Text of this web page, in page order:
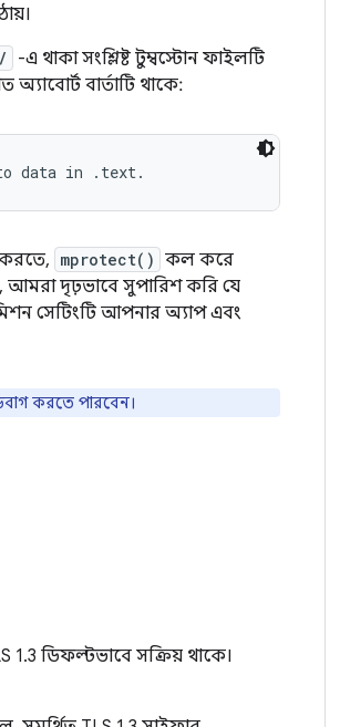
-এ থাকা সংশ্লিষ্ট টুম্বস্টোন ফাইলটি
বার্তাটি থাকে:
mprotect() কল করে
আমরা দৃঢ়ভাবে সুপারিশ করি যে
সেটিংটি আপনার অ্যাপ এবং
করতে পারবেন।
ডিফল্টভাবে সক্রিয় থাকে।